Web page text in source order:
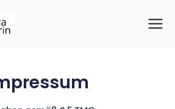
Übersetzeri
n Marta
Beglaubigte Übersetzungen